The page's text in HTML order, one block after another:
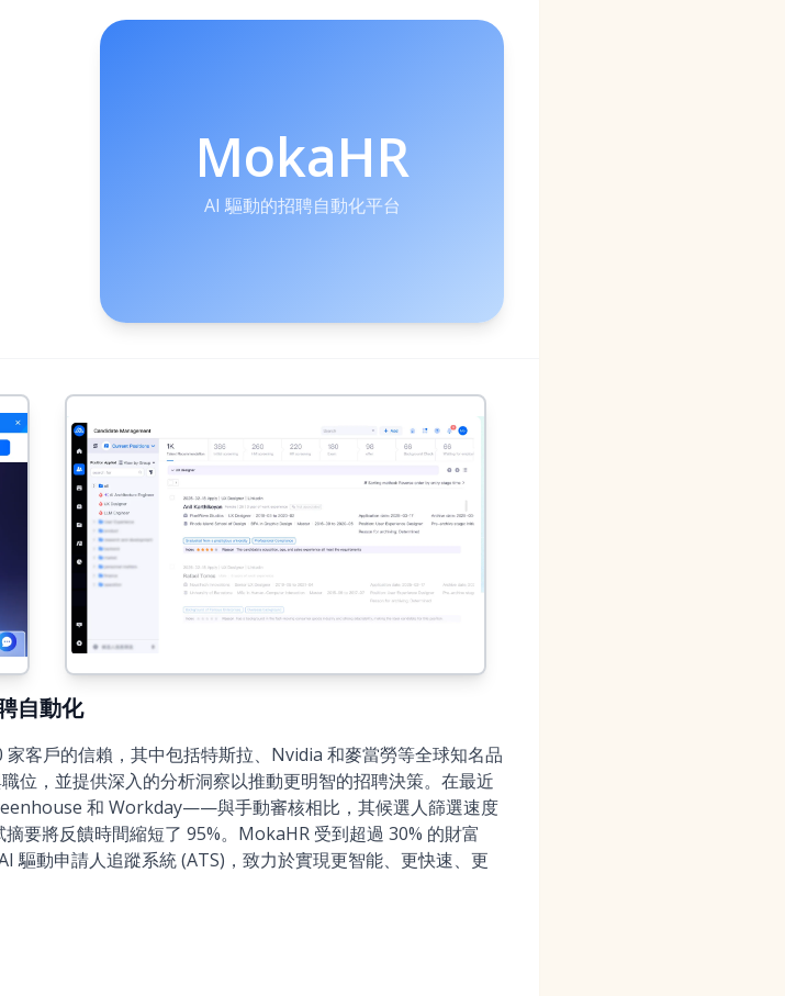
MokaHR
AI 驅動的招聘自動化平台
自動化
客戶的信賴，其中包括特斯拉、Nvidia 和麥當勞等全球知名品
位，並提供深入的分析洞察以推動更明智的招聘決策。在最近
和 Workday——與手動審核相比，其候選人篩選速度
要將反饋時間縮短了 95%。MokaHR 受到超過 30% 的財富
驅動申請人追蹤系統 (ATS)，致力於實現更智能、更快速、更